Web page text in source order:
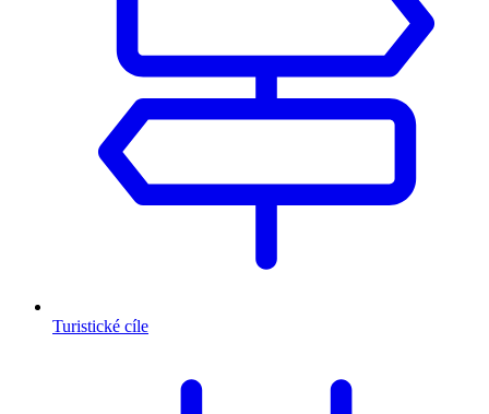
Turistické cíle